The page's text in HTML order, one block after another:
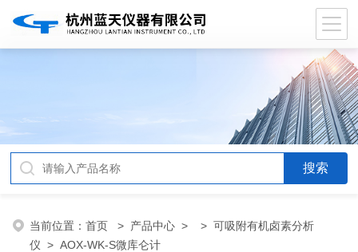
当前位置：首页 > 产品中心 > >可吸附有机卤素分析
仪 > AOX-WK-S微库仑计